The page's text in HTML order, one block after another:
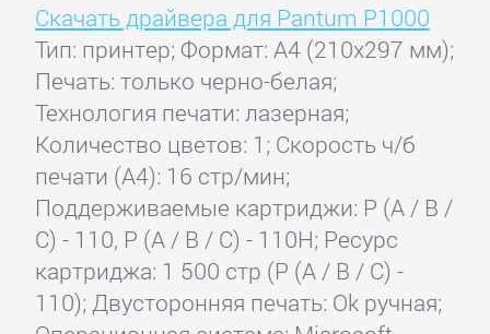
Скачать драйвера для Pantum P1000
Тип: принтер; Формат: A4 (210x297 мм);
Печать: только черно-белая;
Технология печати: лазерная;
Количество цветов: 1; Скорость ч/б
печати (А4): 16 стр/мин;
Поддерживаемые картриджи: P (A / B /
C) - 110, Р (А / В / С) - 110H; Ресурс
картриджа: 1 500 стр (P (A / B / C) -
110); Двусторонняя печать: Ok ручная;